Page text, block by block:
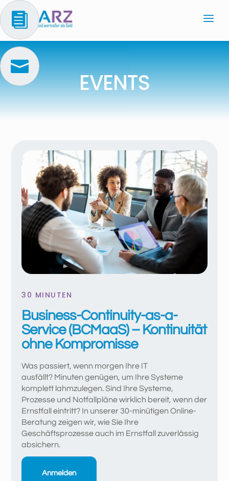
EVENTS
30 MINUTEN
Business-Continuity-as-a-
Service (BCMaaS) – Kontinuität
ohne Kompromisse
Was passiert, wenn morgen Ihre IT
ausfällt? Minuten genügen, um Ihre Systeme
komplett lahmzulegen. Sind Ihre Systeme,
Prozesse und Notfallpläne wirklich bereit, wenn der
Ernstfall eintritt? In unserer 30-minütigen Online-
Beratung zeigen wir, wie Sie Ihre
Geschäftsprozesse auch im Ernstfall zuverlässig
absichern.
Anmelden

